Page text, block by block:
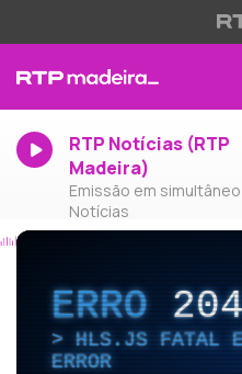
RTP Notícias (RTP
Madeira)
Emissão em
Notícias
ERRO
HLS.JS FATAL
ERROR